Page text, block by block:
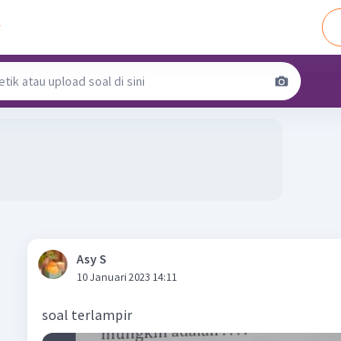
Asy S
10 Januari 2023 14:11
soal terlampir